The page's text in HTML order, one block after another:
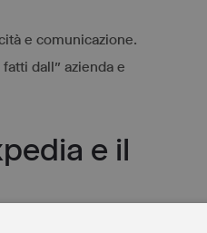
e comunicazione.
dall” azienda e
e il